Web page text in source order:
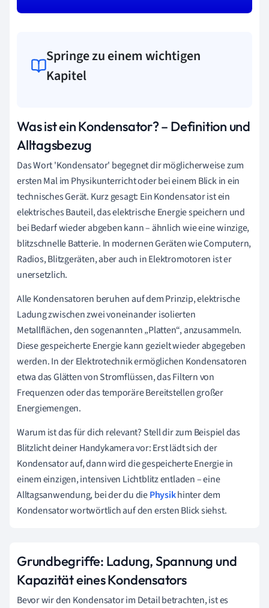
Springe zu einem wichtigen
Kapitel
Was ist ein Kondensator? – Definition und
Alltagsbezug
Das Wort 'Kondensator' begegnet dir möglicherweise zum
ersten Mal im Physikunterricht oder bei einem Blick in ein
technisches Gerät. Kurz gesagt: Ein Kondensator ist ein
elektrisches Bauteil, das elektrische Energie speichern und
bei Bedarf wieder abgeben kann – ähnlich wie eine winzige,
blitzschnelle Batterie. In modernen Geräten wie Computern,
Radios, Blitzgeräten, aber auch in Elektromotoren ist er
unersetzlich.
Alle Kondensatoren beruhen auf dem Prinzip, elektrische
Ladung zwischen zwei voneinander isolierten
Metallflächen, den sogenannten „Platten“, anzusammeln.
Diese gespeicherte Energie kann gezielt wieder abgegeben
werden. In der Elektrotechnik ermöglichen Kondensatoren
etwa das Glätten von Stromflüssen, das Filtern von
Frequenzen oder das temporäre Bereitstellen großer
Energiemengen.
Warum ist das für dich relevant? Stell dir zum Beispiel das
Blitzlicht deiner Handykamera vor: Erst lädt sich der
Kondensator auf, dann wird die gespeicherte Energie in
einem einzigen, intensiven Lichtblitz entladen – eine
Alltagsanwendung, bei der du diePhysikhinter dem
Kondensator wortwörtlich auf den ersten Blick siehst.
Grundbegriffe: Ladung, Spannung und
Kapazität eines Kondensators
Bevor wir den Kondensator im Detail betrachten, ist es